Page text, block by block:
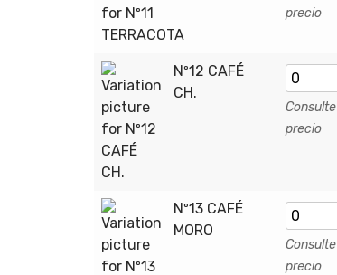
precio
Nº12 CAFÉ
CH.
Consulte
precio
Nº13 CAFÉ
MORO
Consulte
precio